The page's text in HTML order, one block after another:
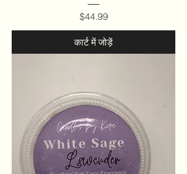
मूल्य
$44.99
कार्ट में जोड़ें